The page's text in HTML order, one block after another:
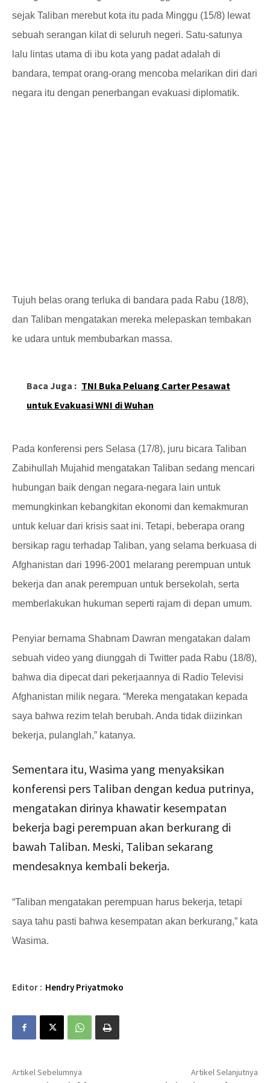
sejak Taliban merebut kota itu pada Minggu (15/8) lewat
sebuah serangan kilat di seluruh negeri. Satu-satunya
lalu lintas utama di ibu kota yang padat adalah di
bandara, tempat orang-orang mencoba melarikan diri dari
negara itu dengan penerbangan evakuasi diplomatik.
Tujuh belas orang terluka di bandara pada Rabu (18/8),
dan Taliban mengatakan mereka melepaskan tembakan
ke udara untuk membubarkan massa.
Baca Juga : TNI Buka Peluang Carter Pesawat
untuk Evakuasi WNI di Wuhan
Pada konferensi pers Selasa (17/8), juru bicara Taliban
Zabihullah Mujahid mengatakan Taliban sedang mencari
hubungan baik dengan negara-negara lain untuk
memungkinkan kebangkitan ekonomi dan kemakmuran
untuk keluar dari krisis saat ini. Tetapi, beberapa orang
bersikap ragu terhadap Taliban, yang selama berkuasa di
Afghanistan dari 1996-2001 melarang perempuan untuk
bekerja dan anak perempuan untuk bersekolah, serta
memberlakukan hukuman seperti rajam di depan umum.
Penyiar bernama Shabnam Dawran mengatakan dalam
sebuah video yang diunggah di Twitter pada Rabu (18/8),
bahwa dia dipecat dari pekerjaannya di Radio Televisi
Afghanistan milik negara. “Mereka mengatakan kepada
saya bahwa rezim telah berubah. Anda tidak diizinkan
bekerja, pulanglah,” katanya.
Sementara itu, Wasima yang menyaksikan
konferensi pers Taliban dengan kedua putrinya,
mengatakan dirinya khawatir kesempatan
bekerja bagi perempuan akan berkurang di
bawah Taliban. Meski, Taliban sekarang
mendesaknya kembali bekerja.
“Taliban mengatakan perempuan harus bekerja, tetapi
saya tahu pasti bahwa kesempatan akan berkurang,” kata
Wasima.
Editor : Hendry Priyatmoko
Artikel Sebelumnya Artikel Selanjutnya